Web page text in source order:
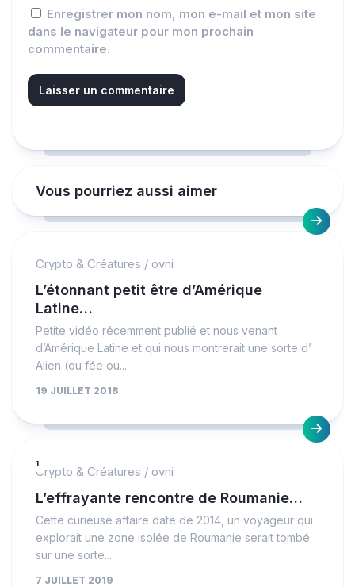
Enregistrer mon nom, mon e-mail et mon site
dans le navigateur pour mon prochain
commentaire.
Vous pourriez aussi aimer
Crypto & Créatures / ovni
L’étonnant petit être d’Amérique
Latine…
Petite vidéo récemment publié et nous venant
d’Amérique Latine et qui nous montrerait une sorte d’
Alien (ou fée ou...
19 JUILLET 2018
1
Crypto & Créatures / ovni
L’effrayante rencontre de Roumanie…
Cette curieuse affaire date de 2014, un voyageur qui
explorait une zone isolée de Roumanie serait tombé
sur une sorte...
7 JUILLET 2019